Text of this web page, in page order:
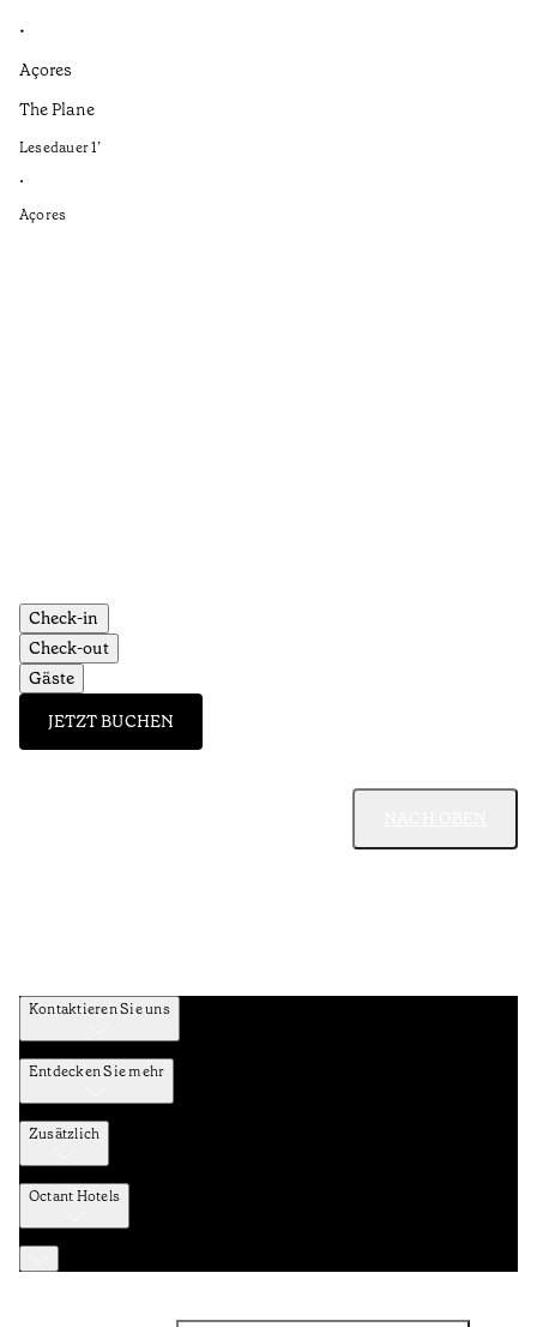
•
Açores
The Plane
Lesedauer1’
•
Açores
Check-in
Check-out
Gäste
JETZT BUCHEN
Kontaktieren Sie uns
Entdecken Sie mehr
Zusätzlich
Octant Hotels